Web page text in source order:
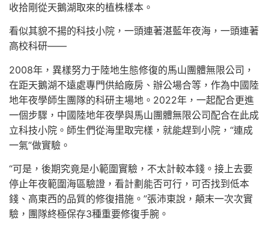
收拾剛從天鵝湖取來的植株樣本。
看似其貌不揚的科技小院，一頭連著湛藍年夜海，一頭連著
高校科研——
2008年，異樣努力于陸地生態修復的馬山團體無限公司，
在距天鵝湖不遠處專門供給廠房、辦公場合等，作為中國陸
地年夜學師生團隊的科研主場地。2022年，一起配合更進
一個步驟，中國陸地年夜學與馬山團體無限公司配合在此成
立科技小院。師生們從海里取完樣，就能趕到小院，“連成
一氣”做實驗。
“可是，後期究竟是小範圍實驗，不太計較本錢。接上去要
停止年夜範圍海區驗證，看計劃能否可行，可否找到低本
錢、高東西的品質的修復措施。”張沛東說，顛末一次次實
驗，團隊終極保存3種重要修復手腕。